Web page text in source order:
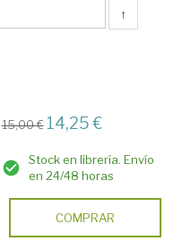
↑
15,00 € 14,25 €
Stock en librería. Envío
en 24/48 horas
COMPRAR